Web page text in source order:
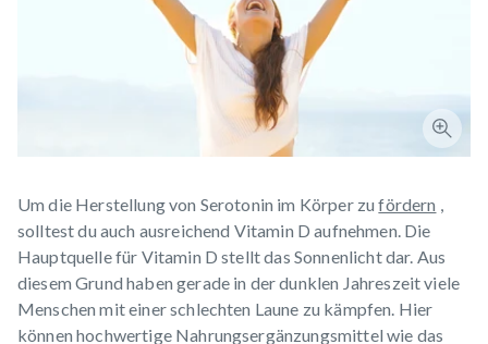
Um die Herstellung von Serotonin im Körper zufördern ,
solltest du auch ausreichend Vitamin D aufnehmen. Die
Hauptquelle für Vitamin D stellt das Sonnenlicht dar. Aus
diesem Grund haben gerade in der dunklen Jahreszeit viele
Menschen mit einer schlechten Laune zu kämpfen. Hier
können hochwertige Nahrungsergänzungsmittel wie das